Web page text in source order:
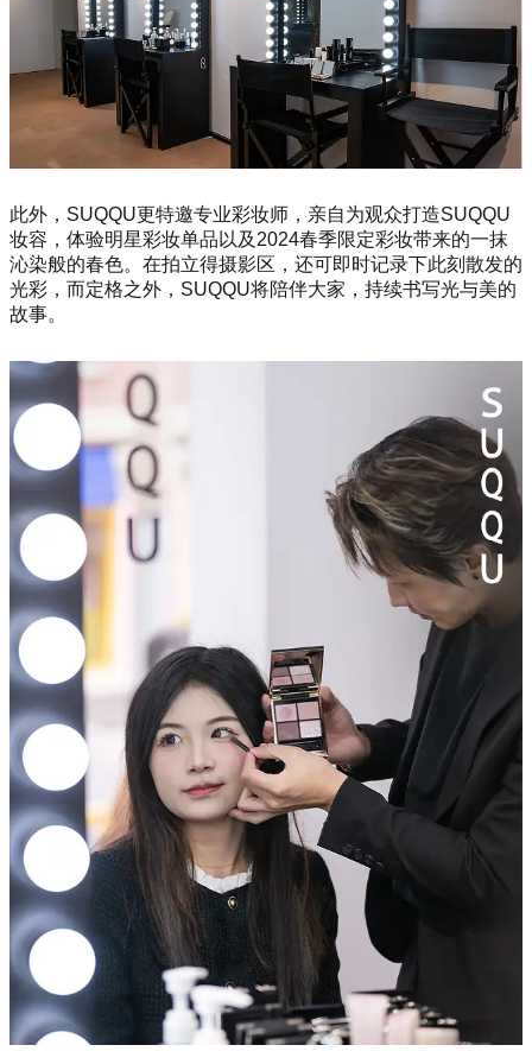
此外，SUQQU更特邀专业彩妆师，亲自为观众打造SUQQU
妆容，体验明星彩妆单品以及2024春季限定彩妆带来的一抹
沁染般的春色。在拍立得摄影区，还可即时记录下此刻散发的
光彩，而定格之外，SUQQU将陪伴大家，持续书写光与美的
故事。